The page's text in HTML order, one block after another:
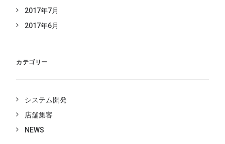
2017年7月
2017年6月
カテゴリー
システム開発
店舗集客
NEWS